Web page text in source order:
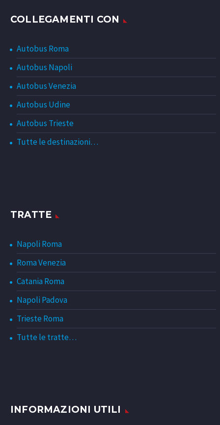
COLLEGAMENTI CON
Autobus Roma
Autobus Napoli
Autobus Venezia
Autobus Udine
Autobus Trieste
Tutte le destinazioni…
TRATTE
Napoli Roma
Roma Venezia
Catania Roma
Napoli Padova
Trieste Roma
Tutte le tratte…
INFORMAZIONI UTILI